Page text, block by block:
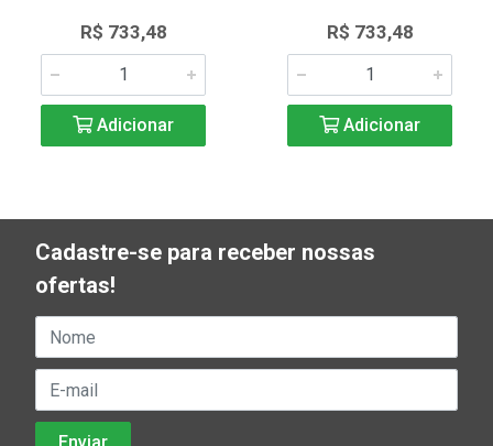
R$ 733,48
Adicionar
R$ 733,48
Adicionar
Cadastre-se para receber nossas
ofertas!